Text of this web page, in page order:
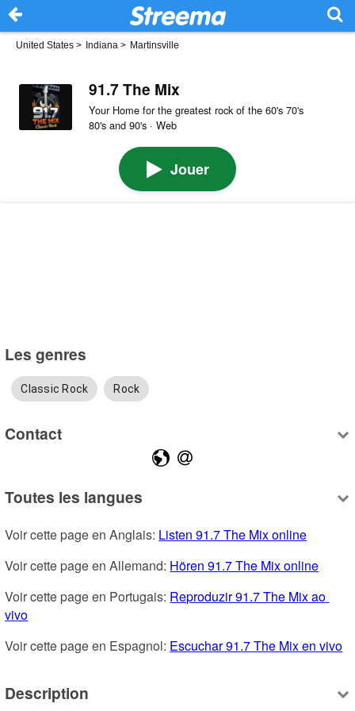
United States > Indiana > Martinsville
91.7 The Mix
Your Home for the greatest rock of the 60's 70's
80's and 90's · Web
Jouer
Les genres
Classic Rock Rock
Contact
Toutes les langues
Voir cette page en Anglais: Listen 91.7 The Mix online
Voir cette page en Allemand: Hören 91.7 The Mix online
Voir cette page en Portugais: Reproduzir 91.7 The Mix ao
vivo
Voir cette page en Espagnol: Escuchar 91.7 The Mix en vivo
Description